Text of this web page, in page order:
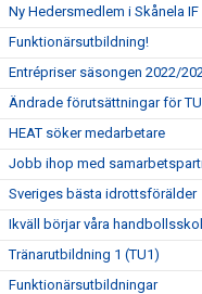
Ny Hedersmedlem i Skånela IF
Funktionärsutbildning!
Entrépriser säsongen 2022/
Ändrade förutsättningar för
HEAT söker medarbetare
Jobb ihop med
Sveriges bästa idrottsförälder
Ikväll börjar våra
Tränarutbildning 1 (TU1)
Funktionärsutbildningar